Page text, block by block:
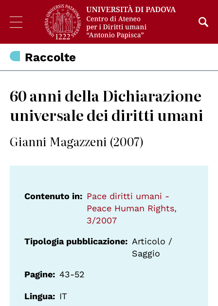
Raccolte
60 anni della Dichiarazione
universale dei diritti umani
Gianni Magazzeni (2007)
Contenuto in
Pace diritti umani -
Peace Human Rights,
3/2007
Tipologia pubblicazione
Articolo /
Saggio
Pagine 43-52
Lingua IT